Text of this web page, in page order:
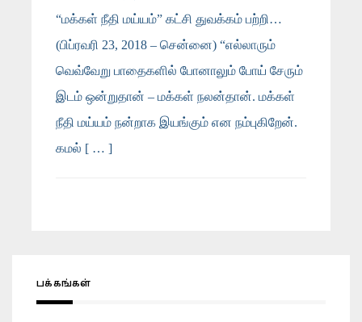
“மக்கள் நீதி மய்யம்” கட்சி துவக்கம் பற்றி…
(பிப்ரவரி 23, 2018 – சென்னை) “எல்லாரும்
வெவ்வேறு பாதைகளில் போனாலும் போய் சேரும்
இடம் ஒன்றுதான் – மக்கள் நலன்தான். மக்கள்
நீதி மய்யம் நன்றாக இயங்கும் என நம்புகிறேன்.
கமல் [ … ]
பக்கங்கள்